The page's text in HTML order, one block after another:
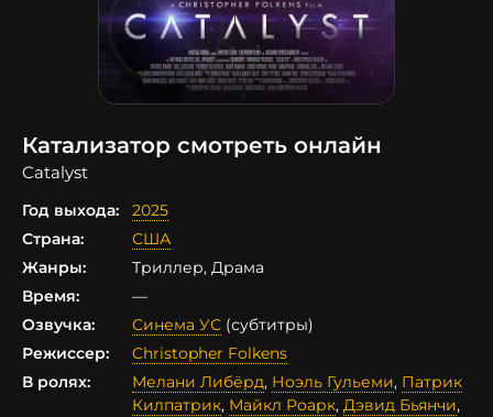
Катализатор смотреть онлайн
Catalyst
Год выхода:
2025
Страна:
США
Жанры:
Триллер, Драма
Время:
—
Озвучка:
Синема УС (субтитры)
Режиссер:
Christopher Folkens
В ролях:
Мелани Либёрд, Ноэль Гульеми, Патрик
Килпатрик, Майкл Роарк, Дэвид Бьянчи,